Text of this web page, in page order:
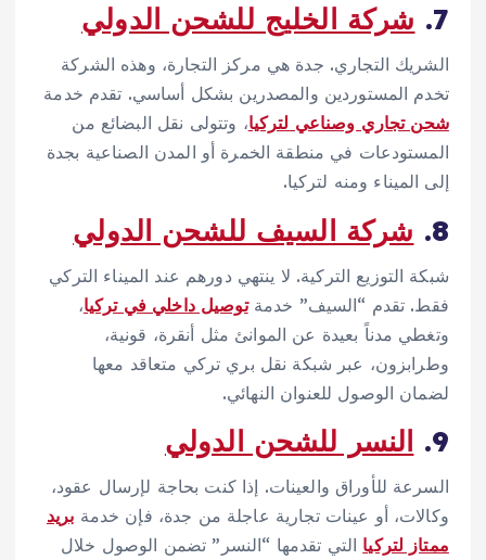
7. شركة الخليج للشحن الدولي
الشريك التجاري. جدة هي مركز التجارة، وهذه الشركة
تخدم المستوردين والمصدرين بشكل أساسي. تقدم خدمة
شحن تجاري وصناعي لتركيا، وتتولى نقل البضائع من
المستودعات في منطقة الخمرة أو المدن الصناعية بجدة
إلى الميناء ومنه لتركيا.
8. شركة السيف للشحن الدولي
شبكة التوزيع التركية. لا ينتهي دورهم عند الميناء التركي
فقط. تقدم “السيف” خدمةتوصيل داخلي في تركيا،
وتغطي مدناً بعيدة عن الموانئ مثل أنقرة، قونية،
وطرابزون، عبر شبكة نقل بري تركي متعاقد معها
لضمان الوصول للعنوان النهائي.
9. النسر للشحن الدولي
السرعة للأوراق والعينات. إذا كنت بحاجة لإرسال عقود،
وكالات، أو عينات تجارية عاجلة من جدة، فإن خدمة بريد
ممتاز لتركيا التي تقدمها “النسر” تضمن الوصول خلال